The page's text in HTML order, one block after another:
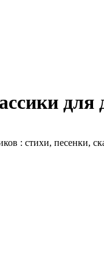
: стихи,